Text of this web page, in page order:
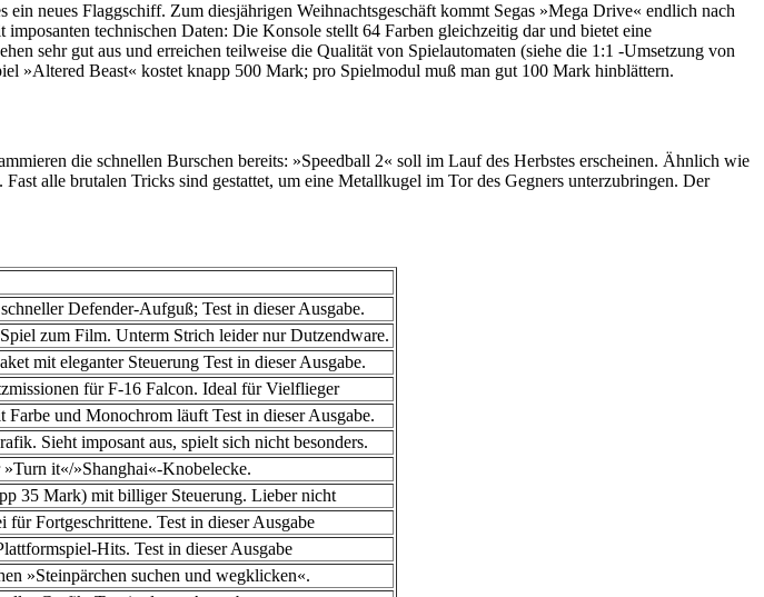
neues Flaggschiff. Zum diesjährigen Weihnachtsgeschäft kommt Segas »Mega Drive« endlich nach
technischen Daten: Die Konsole stellt 64 Farben gleichzeitig dar und bietet eine
sehr gut aus und erreichen teilweise die Qualität von Spielautomaten (siehe die 1:1 -Umsetzung von
»Altered Beast« kostet knapp 500 Mark; pro Spielmodul muß man gut 100 Mark hinblättern.
die schnellen Burschen bereits: »Speedball 2« soll im Lauf des Herbstes erscheinen. Ähnlich wie
alle brutalen Tricks sind gestattet, um eine Metallkugel im Tor des Gegners unterzubringen. Der
Defender-Aufguß; Test in dieser Ausgabe.
zum Film. Unterm Strich leider nur Dutzendware.
mit eleganter Steuerung Test in dieser Ausgabe.
für F-16 Falcon. Ideal für Vielflieger
Farbe und Monochrom läuft Test in dieser Ausgabe.
Sieht imposant aus, spielt sich nicht besonders.
it«/»Shanghai«-Knobelecke.
35 Mark) mit billiger Steuerung. Lieber nicht
für Fortgeschrittene. Test in dieser Ausgabe
Hits. Test in dieser Ausgabe
»Steinpärchen suchen und wegklicken«.